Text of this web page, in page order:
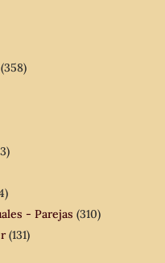
(358)
- Parejas (310)
(131)